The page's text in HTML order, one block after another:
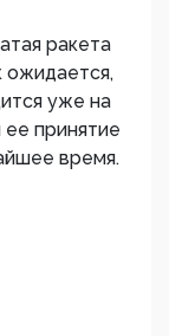
ракета
ожидается,
уже на
принятие
время.